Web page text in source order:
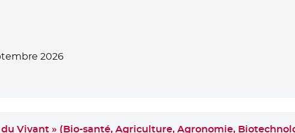
2026
Vivant » (Bio-santé, Agriculture, Agronomie,